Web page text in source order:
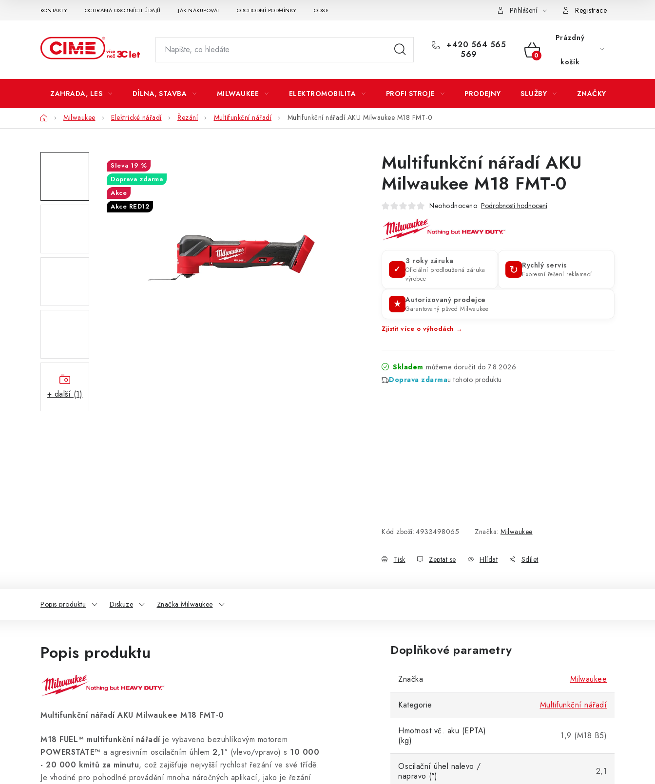
KONTAKTY OCHRANA OSOBNÍCH ÚDAJŮ JAK NAKUPOVAT OBCHODNÍ PODMÍNKY ODSTOUPENÍ OD SMLOUVY EXPEDICE ZBOŽÍ REKLAMACE ZAKOUPENÉHO ZBOŽÍ
Přihlášení Registrace
+420 564 565
569
NÁKUPNÍ
Prázdný
košík
ZAHRADA, LES DÍLNA, STAVBA MILWAUKEE ELEKTROMOBILITA PROFI STROJE PRODEJNY SLUŽBY ZNAČKY
DomůMilwaukee Elektrické nářadí Řezání Multifunkční nářadí Multifunkční nářadí AKU Milwaukee M18 FMT-0
+ další (1)
Multifunkční nářadí AKU
Milwaukee M18 FMT-0
Neohodnoceno Podrobnosti hodnocení
✓
3 roky záruka
Oficiální prodloužená záruka
výrobce
↻ Rychlý servis
Expresní řešení reklamací
★ Autorizovaný prodejce
Garantovaný původ Milwaukee
Zjistit více o výhodách →
Skladem
7.8.2026
Doprava zdarmau tohoto produktu
Kód zboží: 4933498065 Značka: Milwaukee
Tisk Zeptat se Hlídat Sdílet
19 %
Doprava zdarma
Akce
Akce RED12
Popis produktu Diskuze Značka Milwaukee
Popis produktu
Multifunkční nářadí AKU Milwaukee M18 FMT-0
M18 FUEL™ multifunkční nářadíje vybaveno bezuhlíkovým motorem
POWERSTATE™ a agresivním oscilačním úhlem 2,1° (vlevo/vpravo) s 10 000
- 20 000 kmitů za minutu, což zajišťuje nejvyšší rychlost řezání ve své třídě.
Je vhodné pro pohodlné provádění mnoha náročných aplikací, jako je řezání
Doplňkové parametry
Značka Milwaukee
Kategorie Multifunkční nářadí
Hmotnost vč. aku (EPTA)
(kg)
1,9 (M18 B5)
Oscilační úhel nalevo /
napravo (°)
2,1